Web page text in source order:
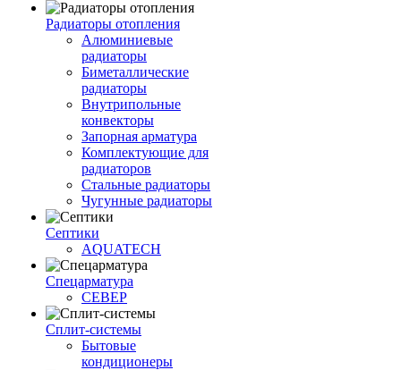
Радиаторы отопления
Алюминиевые
радиаторы
Биметаллические
радиаторы
Внутрипольные
конвекторы
Запорная арматура
Комплектующие для
радиаторов
Стальные радиаторы
Чугунные радиаторы
Септики
AQUATECH
Спецарматура
СЕВЕР
Сплит-системы
Бытовые
кондиционеры